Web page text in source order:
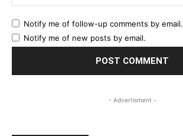
Notify me of follow-up comments by email.
Notify me of new posts by email.
- Advertisment -